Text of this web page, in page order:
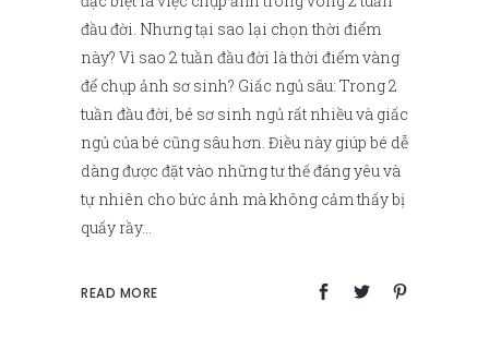
đầu đời. Nhưng tại sao lại chọn thời điểm
này? Vì sao 2 tuần đầu đời là thời điểm vàng
để chụp ảnh sơ sinh? Giấc ngủ sâu: Trong 2
tuần đầu đời, bé sơ sinh ngủ rất nhiều và giấc
ngủ của bé cũng sâu hơn. Điều này giúp bé dễ
dàng được đặt vào những tư thế đáng yêu và
tự nhiên cho bức ảnh mà không cảm thấy bị
quấy rầy...
READ MORE